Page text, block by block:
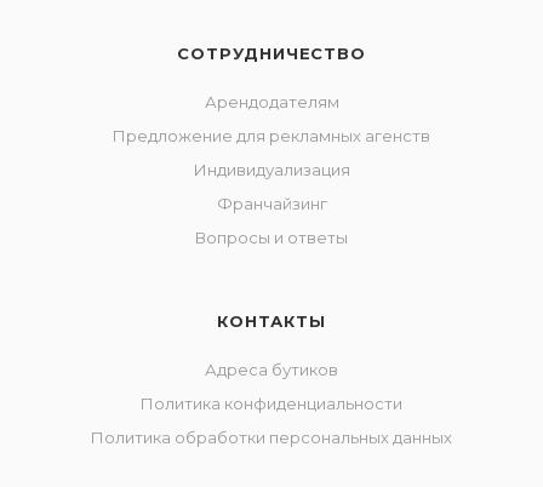
СОТРУДНИЧЕСТВО
Арендодателям
Предложение для рекламных агенств
Индивидуализация
Франчайзинг
Вопросы и ответы
КОНТАКТЫ
Адреса бутиков
Политика конфиденциальности
Политика обработки персональных данных